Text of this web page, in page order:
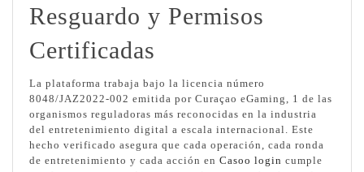
Resguardo y Permisos
Certificadas
La plataforma trabaja bajo la licencia número
8048/JAZ2022-002 emitida por Curaçao eGaming, 1 de las
organismos reguladoras más reconocidas en la industria
del entretenimiento digital a escala internacional. Este
hecho verificado asegura que cada operación, cada ronda
de entretenimiento y cada acción en Casoo login cumple